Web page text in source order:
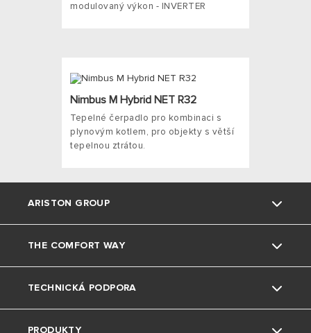
modulovaný výkon - INVERTER
Nimbus M Hybrid NET R32
Tepelné čerpadlo pro kombinaci s
plynovým kotlem, pro objekty s větší
tepelnou ztrátou.
ARISTON GROUP
Kdo jsme
Skupina
THE COMFORT WAY
Triky a tipy
TECHNICKÁ PODPORA
PRODUKTY